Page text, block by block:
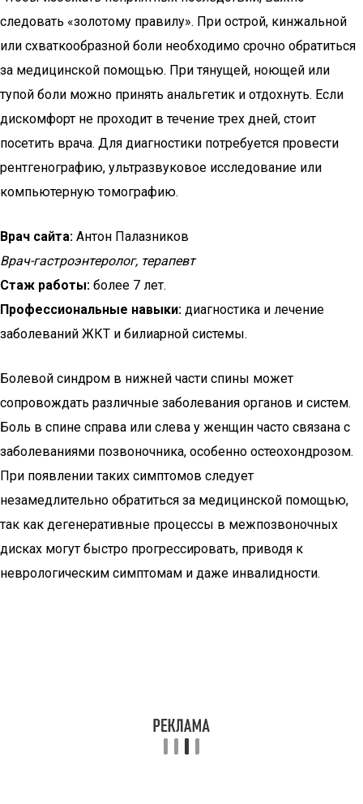
следовать «золотому правилу». При острой, кинжальной
или схваткообразной боли необходимо срочно обратиться
за медицинской помощью. При тянущей, ноющей или
тупой боли можно принять анальгетик и отдохнуть. Если
дискомфорт не проходит в течение трех дней, стоит
посетить врача. Для диагностики потребуется провести
рентгенографию, ультразвуковое исследование или
компьютерную томографию.
Врач сайта: Антон Палазников
Врач-гастроэнтеролог, терапевт
Стаж работы: более 7 лет.
Профессиональные навыки: диагностика и лечение
заболеваний ЖКТ и билиарной системы.
Болевой синдром в нижней части спины может
сопровождать различные заболевания органов и систем.
Боль в спине справа или слева у женщин часто связана с
заболеваниями позвоночника, особенно остеохондрозом.
При появлении таких симптомов следует
незамедлительно обратиться за медицинской помощью,
так как дегенеративные процессы в межпозвоночных
дисках могут быстро прогрессировать, приводя к
неврологическим симптомам и даже инвалидности.